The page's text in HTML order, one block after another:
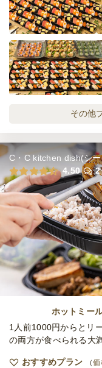
その他
C・C kitchen dish(シ
4.50
2
ホットミー
1人前1000円からとリ
の両方が食べられる大
おすすめプラン 価